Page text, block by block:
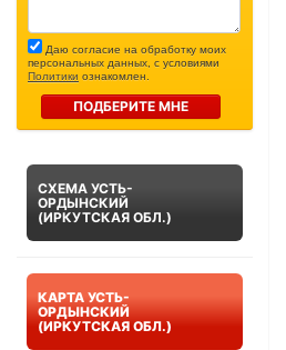
Даю согласие на обработку моих
персональных данных, с условиями
Политики ознакомлен.
ПОДБЕРИТЕ МНЕ
СХЕМА УСТЬ-
ОРДЫНСКИЙ
(ИРКУТСКАЯ ОБЛ.)
КАРТА УСТЬ-
ОРДЫНСКИЙ
(ИРКУТСКАЯ ОБЛ.)